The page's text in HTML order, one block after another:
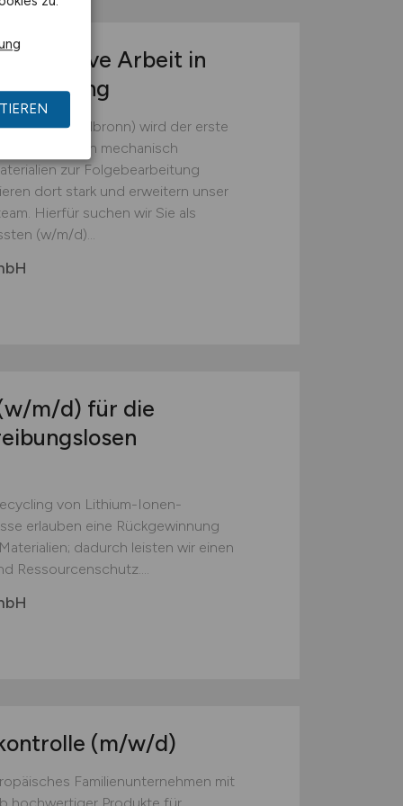
operative Arbeit in
Heilbronn) wird der erste
die Batterien mechanisch
zur Folgebearbeitung
dort stark und erweitern unser
Hierfür suchen wir Sie als
(w/m/d)...
m/d) für die
von Lithium-Ionen-
erlauben eine Rückgewinnung
dadurch leisten wir einen
Ressourcenschutz....
(m/w/d)
Familienunternehmen mit